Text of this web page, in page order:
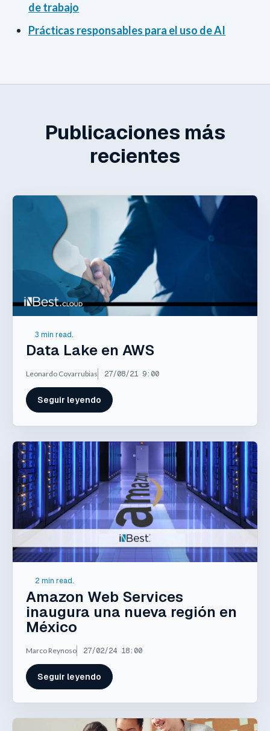
de trabajo
Prácticas responsables para el uso de AI
Publicaciones más
recientes
3 min read.
Data Lake en AWS
Leonardo Covarrubias 27/08/21 9:00
Seguir leyendo
2 min read.
Amazon Web Services
inaugura una nueva región en
México
Marco Reynoso 27/02/24 18:00
Seguir leyendo